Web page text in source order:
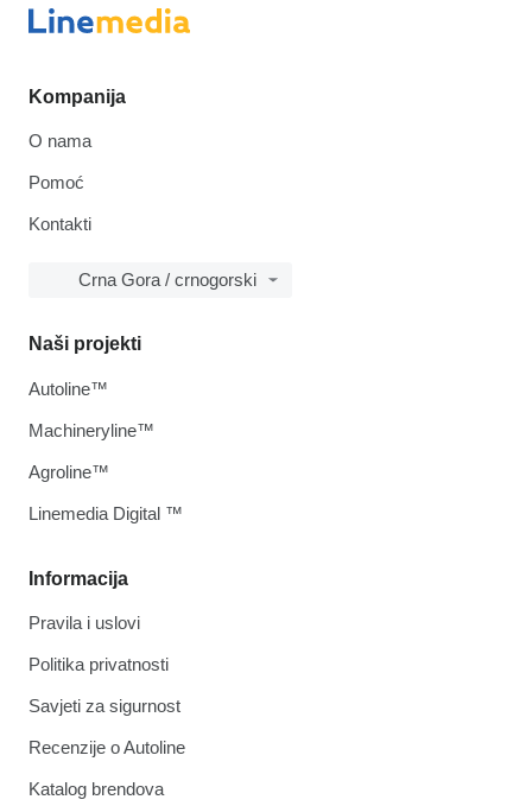
Kompanija
O nama
Pomoć
Kontakti
Crna Gora / crnogorski
Informacija
Pravila i uslovi
Politika privatnosti
Savjeti za sigurnost
Recenzije o Autoline
Katalog brendova
Naši projekti
Autoline™
Machineryline™
Agroline™
Linemedia Digital ™